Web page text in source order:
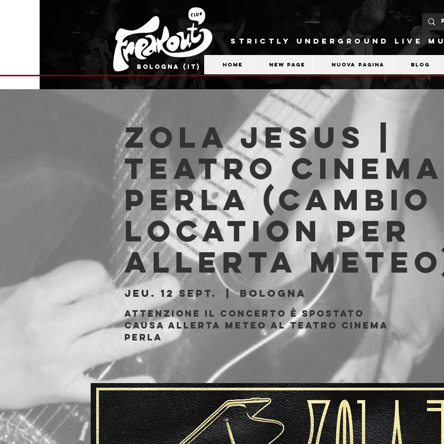
BOLOGNA (IT)
STRICTLY UNDERGROUND LIVE
Home New Page Nuova pagina Blog
Zola Jesus |
Teatro Cinema
Perla (cambio
location per
allerta
jeu. 12 sept.
  |
Bologna
ATTENZIONE IL CONCERTO È SPOSTATO
CAUSA ALLERTA METEO AL TEATRO CINEMA
PERLA